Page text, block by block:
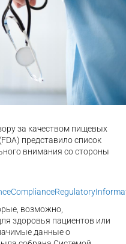
за качеством пищевых
представило список
внимания со стороны
возможно,
здоровья пациентов или
данные о